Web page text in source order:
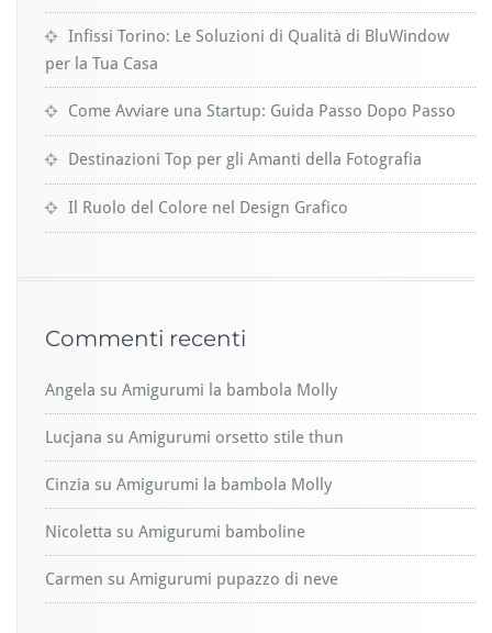
Infissi Torino: Le Soluzioni di Qualità di BluWindow
per la Tua Casa
Come Avviare una Startup: Guida Passo Dopo Passo
Destinazioni Top per gli Amanti della Fotografia
Il Ruolo del Colore nel Design Grafico
Commenti recenti
Angela su Amigurumi la bambola Molly
Lucjana su Amigurumi orsetto stile thun
Cinzia su Amigurumi la bambola Molly
Nicoletta su Amigurumi bamboline
Carmen su Amigurumi pupazzo di neve